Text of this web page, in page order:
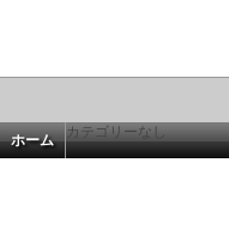
ホーム カテゴリーなし